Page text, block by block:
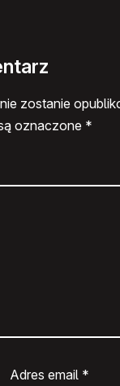
zostanie
oznaczone *
Adres email *